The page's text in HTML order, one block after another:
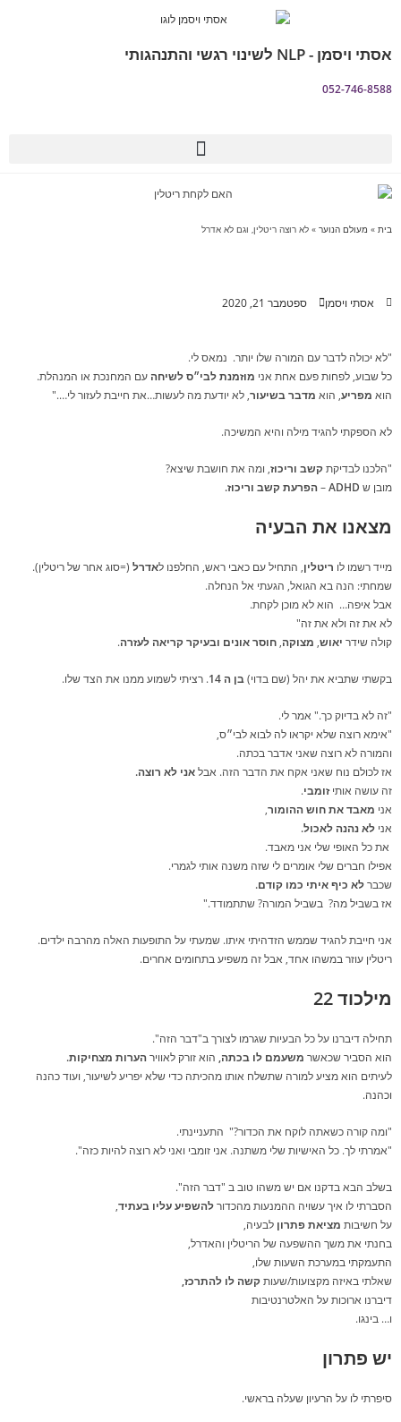
אסתי ויסמן - NLP לשינוי רגשי והתנהגותי
052-746-8588
בית » מעולם הנוער » לא רוצה ריטלין, וגם לא אדרל
אסתי ויסמן ספטמבר 21, 2020
"לא יכולה לדבר עם המורה שלו יותר. נמאס לי.
כל שבוע, לפחות פעם אחת אני מוזמנת לבי״ס לשיחה עם המחנכת או המנהלת.
הוא מפריע, הוא מדבר בשיעור, לא יודעת מה לעשות…את חייבת לעזור לי…."
לא הספקתי להגיד מילה והיא המשיכה.
"הלכנו לבדיקתקשב וריכוז, ומה את חושבת שיצא?
מובן ש ADHD
–הפרעת קשב וריכוז.
מצאנו את הבעיה
מייד רשמו לו ריטלין, התחיל עם כאבי ראש, החלפנו לאדרל (=סוג אחר של ריטלין).
שמחתי: הנה בא הגואל, הגעתי אל הנחלה.
אבל איפה… הוא לא מוכן לקחת.
לא את זה ולא את זה"
קולה שידר יאוש, מצוקה, חוסר אונים ובעיקר קריאה לעזרה.
בקשתי שתביא את יהל (שם בדוי)בן ה 14 . רציתי לשמוע ממנו את הצד שלו.
"זה לא בדיוק כך." אמר לי.
"אימא רוצה שלא יקראו לה לבוא לבי״ס,
והמורה לא רוצה שאני אדבר בכתה.
אז לכולם נוח שאני אקח את הדבר הזה. אבלאני לא רוצה.
זה עושה אותיזומבי.
אני מאבד את חוש ההומור,
אני לא נהנה לאכול.
את כל האופי שלי אני מאבד.
אפילו חברים שלי אומרים לי שזה משנה אותי לגמרי.
שכברלא כיף איתי כמו קודם.
אז בשביל מה? בשביל המורה? שתתמודד."
אני חייבת להגיד שממש הזדהיתי איתו. שמעתי על התופעות האלה מהרבה ילדים.
ריטלין עוזר במשהו אחד, אבל זה משפיע בתחומים אחרים.
מילכוד 22
תחילה דיברנו על כל הבעיות שגרמו לצורך ב"דבר הזה".
הוא הסביר שכאשר משעמם לו בכתה, הוא זורק לאווירהערות מצחיקות.
לעיתים הוא מציע למורה שתשלח אותו מהכיתה כדי שלא יפריע לשיעור, ועוד כהנה
וכהנה.
"ומה קורה כשאתה לוקח את הכדור?" התעניינתי.
"אמרתי לך. כל האישיות שלי משתנה. אני זומבי ואני לא רוצה להיות כזה".
בשלב הבא בדקנו אם יש משהו טוב ב "דבר הזה".
הסברתי לו איך עשויה ההמנעות מהכדורלהשפיע עליו בעתיד,
על חשיבות מציאת פתרון לבעיה,
בחנתי את משך ההשפעה של הריטלין והאדרל,
התעמקתי במערכת השעות שלו,
שאלתי באיזה מקצועות/שעותקשה לו להתרכז,
דיברנו ארוכות על האלטרנטיבות
ו… בינגו.
יש פתרון
סיפרתי לו על הרעיון שעלה בראשי.